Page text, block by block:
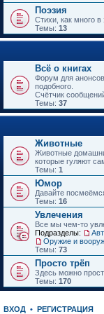
е
н
и
ю
Поэзия
Стихи, как много в
Темы: 13
Всё о книгах
Форум для
подобного.
Счётчик
Темы: 37
Животные
Животные
которые гуляют
Темы: 1
Юмор
Давайте
Темы: 16
Увлечения
Все мы чем-то
Подразделы:
Темы: 73
Просто трёп
Здесь можно
Темы: 170
ВХОД • РЕГИСТРАЦИЯ